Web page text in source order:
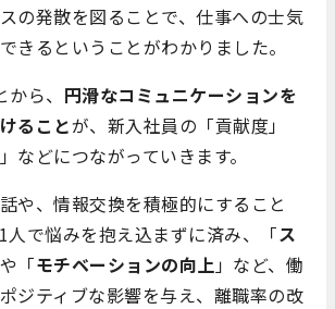
の発散を図ることで、仕事への士気
きるということがわかりました。
ら、 円滑なコミュニケーションを
ることが、新入社員の「貢献度」
などにつながっていきます。
や、情報交換を積極的にすること
人で悩みを抱え込まずに済み、「ス
「モチベーションの向上 」など、働
ジティブな影響を与え、離職率の改